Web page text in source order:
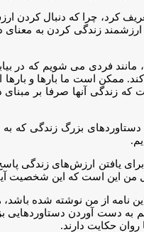
چرا که دنبال کردن
زندگی کردن به
فردی می شویم که در
ممکن است ما بارها و
زندگی آنها صرفا بر
بزرگ زندگی که
یافتن ارزش‌های زندگی
من این است که این شخصیت
از من نوشته شده
دست آوردن دستاوردهایی
حکایت دارند.